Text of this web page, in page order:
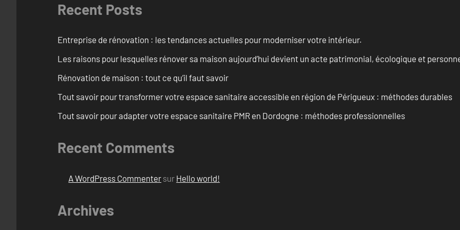
Recent Posts
Entreprise de rénovation : les tendances actuelles pour moderniser votre intérieur.
Les raisons pour lesquelles rénover sa maison aujourd’hui devient un acte patrimonial, écologique et
Rénovation de maison : tout ce qu’il faut savoir
Tout savoir pour transformer votre espace sanitaire accessible en région de Périgueux : méthodes durables
Tout savoir pour adapter votre espace sanitaire PMR en Dordogne : méthodes professionnelles
Recent Comments
A WordPress Commenter sur Hello world!
Archives